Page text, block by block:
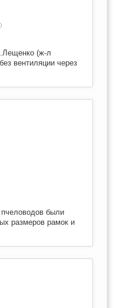
(ж-л
вентиляции через
были
размеров рамок и